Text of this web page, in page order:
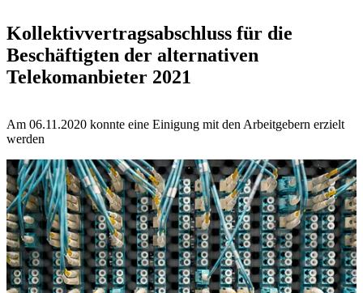
Kollektivvertragsabschluss für die
Beschäftigten der alternativen
Telekomanbieter 2021
Am 06.11.2020 konnte eine Einigung mit den Arbeitgebern erzielt
werden